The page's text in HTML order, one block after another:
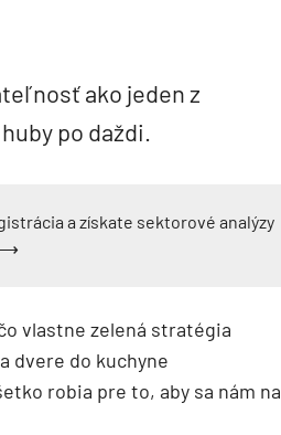
ako jeden z
po daždi.
a získate sektorové analýzy
⟶
vlastne zelená stratégia
dvere do kuchyne
robia pre to, aby sa nám na